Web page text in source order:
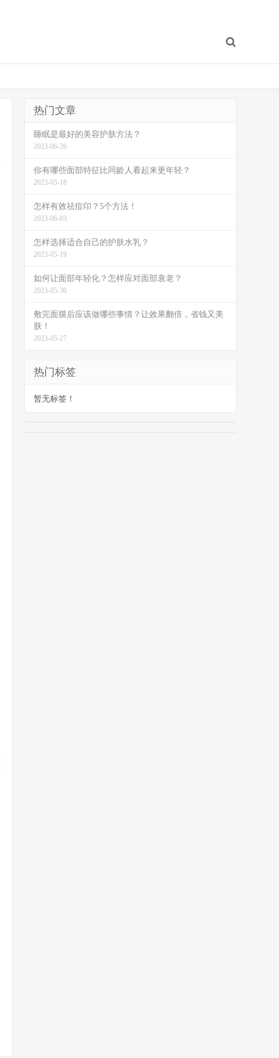
热门文章
睡眠是最好的美容护肤方法？
2023-06-26
你有哪些面部特征比同龄人看起来更年轻？
2023-05-18
怎样有效祛痘印？5个方法！
2023-06-03
怎样选择适合自己的护肤水乳？
2023-05-19
如何让面部年轻化？怎样应对面部衰老？
2023-05-30
敷完面膜后应该做哪些事情？让效果翻倍，省钱又美
肤！
2023-05-27
热门标签
暂无标签！